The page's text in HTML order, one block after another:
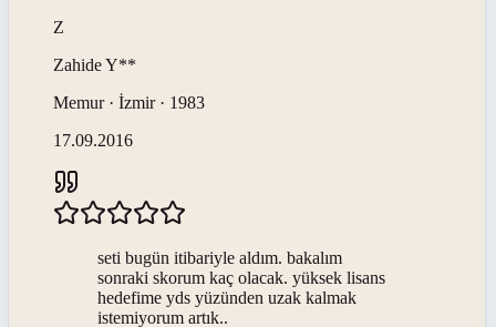
Z
ZahideY**
Memur · İzmir · 1983
17.09.2016
seti bugün itibariyle aldım. bakalım
sonraki skorum kaç olacak. yüksek lisans
hedefime yds yüzünden uzak kalmak
istemiyorum artık..